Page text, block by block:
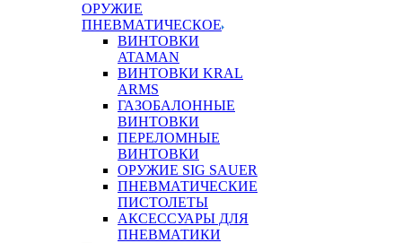
ОРУЖИЕ
ПНЕВМАТИЧЕСКОЕ
ВИНТОВКИ
ATAMAN
ВИНТОВКИ KRAL
ARMS
ГАЗОБАЛОННЫЕ
ВИНТОВКИ
ПЕРЕЛОМНЫЕ
ВИНТОВКИ
ОРУЖИЕ SIG SAUER
ПНЕВМАТИЧЕСКИЕ
ПИСТОЛЕТЫ
АКСЕССУАРЫ ДЛЯ
ПНЕВМАТИКИ